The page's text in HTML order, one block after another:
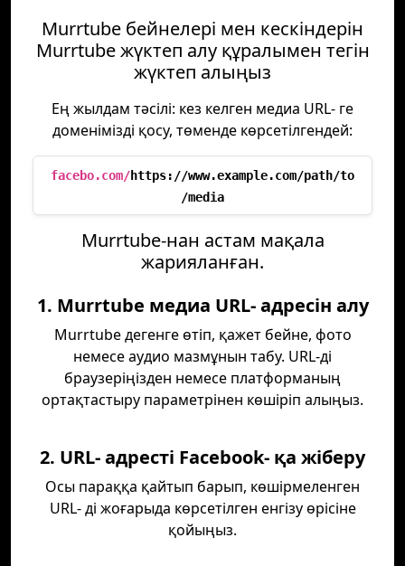
Murrtube бейнелері мен кескіндерін
Murrtube жүктеп алу құралымен тегін
жүктеп алыңыз
Ең жылдам тәсілі: кез келген медиа URL- ге
доменімізді қосу, төменде көрсетілгендей:
facebo.com/https://www.example.com/path/to
/media
Murrtube-нан астам мақала
жарияланған.
1. Murrtube медиа URL- адресін алу
Murrtube дегенге өтіп, қажет бейне, фото
немесе аудио мазмұнын табу. URL-ді
браузеріңізден немесе платформаның
ортақтастыру параметрінен көшіріп алыңыз.
2. URL- адресті Facebook- қа жіберу
Осы параққа қайтып барып, көшірмеленген
URL- ді жоғарыда көрсетілген енгізу өрісіне
қойыңыз.